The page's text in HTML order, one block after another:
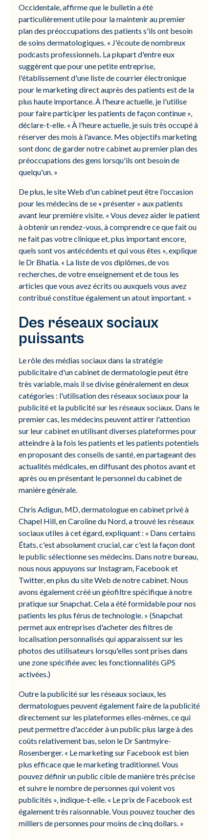
Occidentale, affirme que le bulletin a été
particulièrement utile pour la maintenir au premier
plan des préoccupations des patients s'ils ont besoin
de soins dermatologiques. « J'écoute de nombreux
podcasts professionnels. La plupart d'entre eux
suggèrent que pour une petite entreprise,
l'établissement d'une liste de courrier électronique
pour le marketing direct auprès des patients est de la
plus haute importance. À l'heure actuelle, je l'utilise
pour faire participer les patients de façon continue »,
déclare-t-elle. « À l'heure actuelle, je suis très occupé à
réserver des mois à l'avance. Mes objectifs marketing
sont donc de garder notre cabinet au premier plan des
préoccupations des gens lorsqu'ils ont besoin de
quelqu'un. »
De plus, le site Web d'un cabinet peut être l'occasion
pour les médecins de se « présenter » aux patients
avant leur première visite. « Vous devez aider le patient
à obtenir un rendez-vous, à comprendre ce que fait ou
ne fait pas votre clinique et, plus important encore,
quels sont vos antécédents et qui vous êtes », explique
le Dr Bhatia. « La liste de vos diplômes, de vos
recherches, de votre enseignement et de tous les
articles que vous avez écrits ou auxquels vous avez
contribué constitue également un atout important. »
Des réseaux sociaux
puissants
Le rôle des médias sociaux dans la stratégie
publicitaire d'un cabinet de dermatologie peut être
très variable, mais il se divise généralement en deux
catégories : l'utilisation des réseaux sociaux pour la
publicité et la publicité sur les réseaux sociaux. Dans le
premier cas, les médecins peuvent attirer l'attention
sur leur cabinet en utilisant diverses plateformes pour
atteindre à la fois les patients et les patients potentiels
en proposant des conseils de santé, en partageant des
actualités médicales, en diffusant des photos avant et
après ou en présentant le personnel du cabinet de
manière générale.
Chris Adigun, MD, dermatologue en cabinet privé à
Chapel Hill, en Caroline du Nord, a trouvé les réseaux
sociaux utiles à cet égard, expliquant : « Dans certains
États, c'est absolument crucial, car c'est la façon dont
le public sélectionne ses médecins. Dans notre bureau,
nous nous appuyons sur Instagram, Facebook et
Twitter, en plus du site Web de notre cabinet. Nous
avons également créé un géofiltre spécifique à notre
pratique sur Snapchat. Cela a été formidable pour nos
patients les plus férus de technologie. » (Snapchat
permet aux entreprises d'acheter des filtres de
localisation personnalisés qui apparaissent sur les
photos des utilisateurs lorsqu'elles sont prises dans
une zone spécifiée avec les fonctionnalités GPS
activées.)
Outre la publicité sur les réseaux sociaux, les
dermatologues peuvent également faire de la publicité
directement sur les plateformes elles-mêmes, ce qui
peut permettre d'accéder à un public plus large à des
coûts relativement bas, selon le Dr Santmyire-
Rosenberger. « Le marketing sur Facebook est bien
plus efficace que le marketing traditionnel. Vous
pouvez définir un public cible de manière très précise
et suivre le nombre de personnes qui voient vos
publicités », indique-t-elle. « Le prix de Facebook est
également très raisonnable. Vous pouvez toucher des
milliers de personnes pour moins de cinq dollars. »